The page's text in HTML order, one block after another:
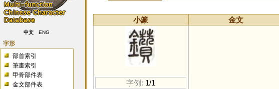
中文 ENG
字形
部首索引
筆畫索引
甲骨部件表
金文部件表
小篆
字例: 1/1
金文